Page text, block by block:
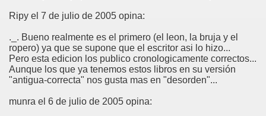
Ripy el 7 de julio de 2005 opina:
._. Bueno realmente es el primero (el leon, la bruja y el
ropero) ya que se supone que el escritor asi lo hizo...
Pero esta edicion los publico cronologicamente correctos...
Aunque los que ya tenemos estos libros en su versión
"antigua-correcta" nos gusta mas en "desorden"...
munra el 6 de julio de 2005 opina: